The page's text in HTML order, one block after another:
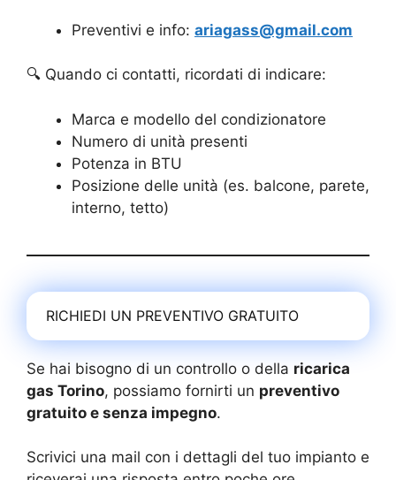
Preventivi e info: ariagass@gmail.com
🔍 Quando ci contatti, ricordati di indicare:
Marca e modello del condizionatore
Numero di unità presenti
Potenza in BTU
Posizione delle unità (es. balcone, parete,
interno, tetto)
RICHIEDI UN PREVENTIVO GRATUITO
Se hai bisogno di un controllo o della ricarica
gas Torino, possiamo fornirti un preventivo
gratuito e senza impegno.
Scrivici una mail con i dettagli del tuo impianto e